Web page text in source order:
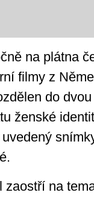
na plátna
filmy z
do
ženské
na